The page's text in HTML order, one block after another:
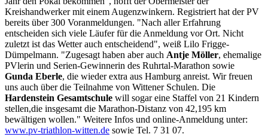
Kreishandwerker mit einem Augenzwinkern. Registriert hat der PV
bereits über 300 Voranmeldungen. "Nach aller Erfahrung
entscheiden sich viele Läufer für die Anmeldung vor Ort. Nicht
zuletzt ist das Wetter auch entscheidend", weiß Lilo Frigge-
Dümpelmann. "Zugesagt haben aber auch Antje Möller, ehemalige
PVlerin und Serien-Gewinnerin des Ruhrtal-Marathon sowie
Gunda Eberle, die wieder extra aus Hamburg anreist. Wir freuen
uns auch über die Teilnahme von Wittener Schulen. Die
Hardenstein Gesamtschule will sogar eine Staffel von 21 Kindern
stellen,die insgesamt die Marathon-Distanz von 42,195 km
bewältigen wollen." Weitere Infos und online-Anmeldung unter:
www.pv-triathlon-witten.de sowie Tel. 7 31 07.